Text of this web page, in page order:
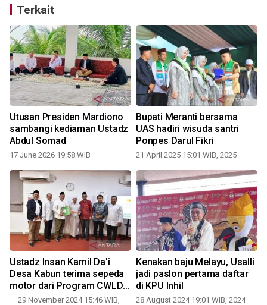
Terkait
Utusan Presiden Mardiono
sambangi kediaman Ustadz
Abdul Somad
17 June 2026 19:58 WIB
Bupati Meranti bersama
UAS hadiri wisuda santri
Ponpes Darul Fikri
21 April 2025 15:01 WIB, 2025
Ustadz Insan Kamil Da'i
Desa Kabun terima sepeda
motor dari Program CWLD
YBRKS
29 November 2024 15:46 WIB,
Kenakan baju Melayu, Usalli
jadi paslon pertama daftar
di KPU Inhil
28 August 2024 19:01 WIB, 2024